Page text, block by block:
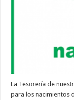
La Tesorería de
para los nacimientos